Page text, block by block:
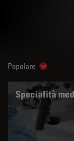
Popolare Show
Specialità